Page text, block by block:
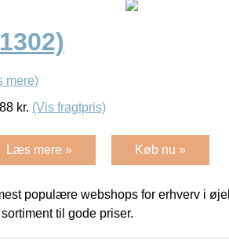
mere)
kr. (Vis fragtpris)
Læs mere » Køb nu »
populære webshops for erhverv i
til gode priser.